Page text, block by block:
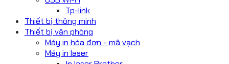
Tp-link
Thiết bị thông minh
Thiết bị văn phòng
Máy in hóa đơn - mã vạch
Máy in laser